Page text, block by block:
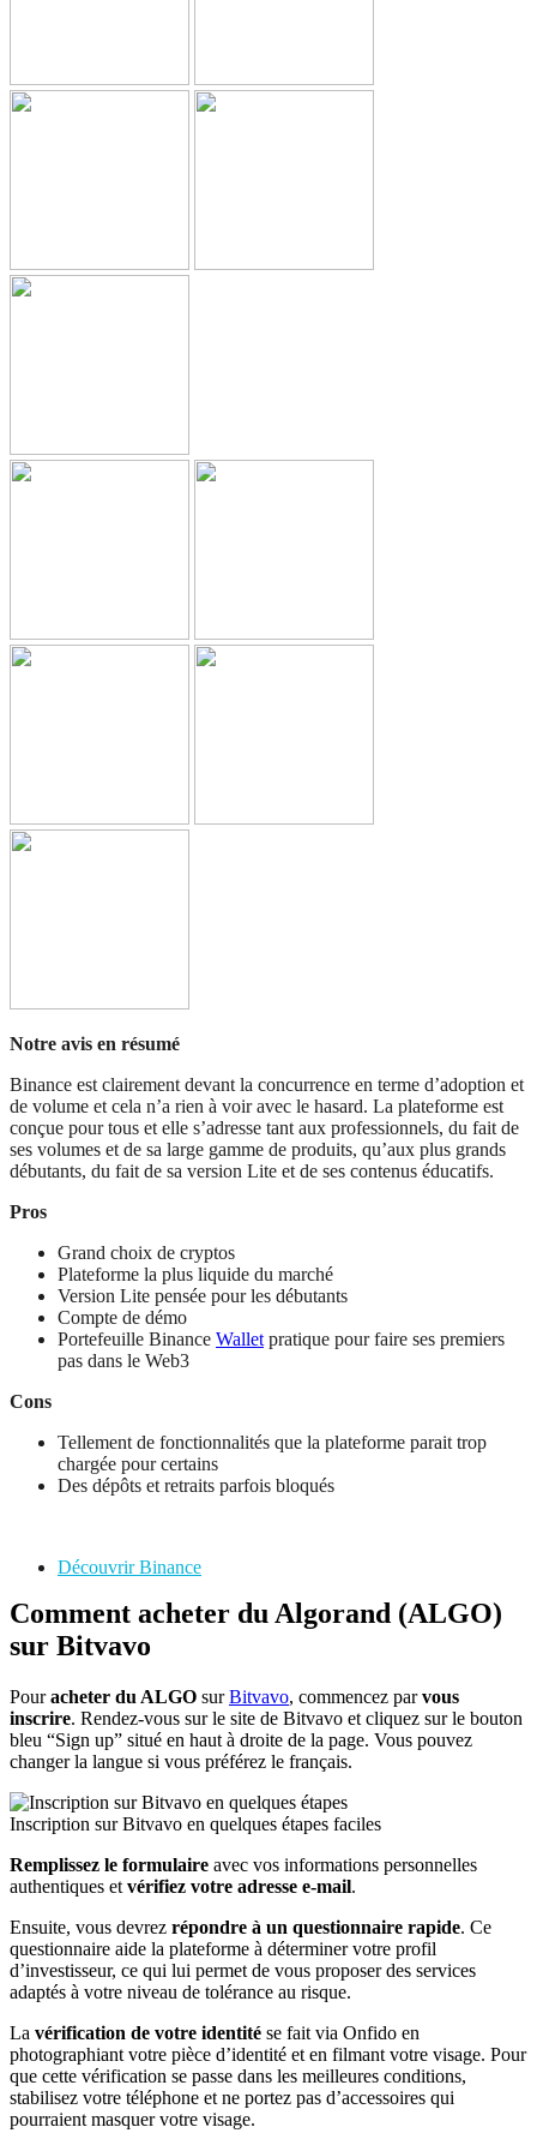
Notre avis en résumé
Binance est clairement devant la concurrence en terme d’adoption et
de volume et cela n’a rien à voir avec le hasard. La plateforme est
conçue pour tous et elle s’adresse tant aux professionnels, du fait de
ses volumes et de sa large gamme de produits, qu’aux plus grands
débutants, du fait de sa version Lite et de ses contenus éducatifs.
Pros
Grand choix de cryptos
Plateforme la plus liquide du marché
Version Lite pensée pour les débutants
Compte de démo
Portefeuille Binance Wallet pratique pour faire ses premiers
pas dans le Web3
Cons
Tellement de fonctionnalités que la plateforme parait trop
chargée pour certains
Des dépôts et retraits parfois bloqués
Découvrir Binance
Comment acheter du Algorand (ALGO)
sur Bitvavo
Pouracheter du ALGO surBitvavo, commencez parvous
inscrire. Rendez-vous sur le site de Bitvavo et cliquez sur le bouton
bleu “Sign up” situé en haut à droite de la page. Vous pouvez
changer la langue si vous préférez le français.
Inscription sur Bitvavo en quelques étapes faciles
Remplissez le formulaire avec vos informations personnelles
authentiques et vérifiez votre adresse e-mail.
Ensuite, vous devrez répondre à un questionnaire rapide. Ce
questionnaire aide la plateforme à déterminer votre profil
d’investisseur, ce qui lui permet de vous proposer des services
adaptés à votre niveau de tolérance au risque.
La vérification de votre identité se fait via Onfido en
photographiant votre pièce d’identité et en filmant votre visage. Pour
que cette vérification se passe dans les meilleures conditions,
stabilisez votre téléphone et ne portez pas d’accessoires qui
pourraient masquer votre visage.